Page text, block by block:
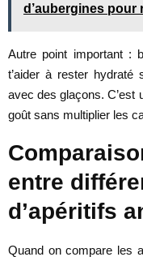
d’aubergines pour
Autre point important :
t’aider à rester hydraté
avec des glaçons. C’est
goût sans multiplier les
entre
d’apéritifs
Quand on compare les